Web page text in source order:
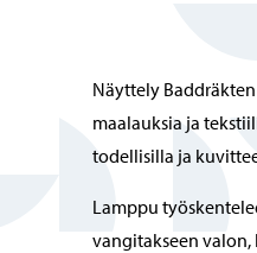
Näyttely
maalauksia ja
todellisilla ja
Lamppu
vangitakseen